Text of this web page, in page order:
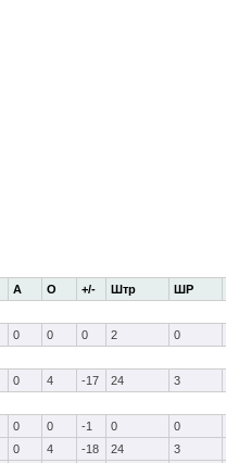
А О +/- Штр ШР
0 0 0 2 0
0 4 -17 24 3
0 0 -1 0 0
0 4 -18 24 3